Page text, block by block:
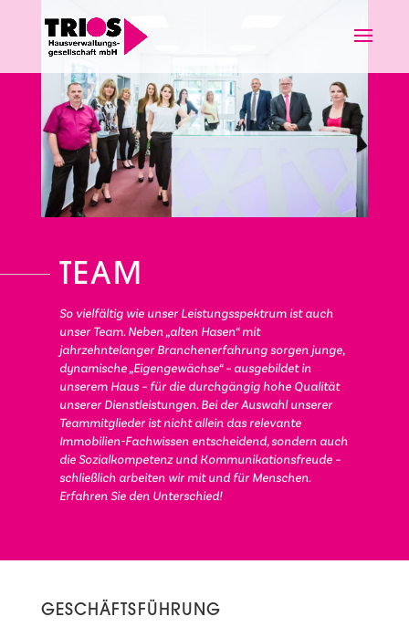
TEAM
So vielfältig wie unser Leistungsspektrum ist auch
unser Team. Neben „alten Hasen“ mit
jahrzehntelanger Branchenerfahrung sorgen junge,
dynamische „Eigengewächse“ – ausgebildet in
unserem Haus – für die durchgängig hohe Qualität
unserer Dienstleistungen. Bei der Auswahl unserer
Teammitglieder ist nicht allein das relevante
Immobilien-Fachwissen entscheidend, sondern auch
die Sozialkompetenz und Kommunikationsfreude –
schließlich arbeiten wir mit und für Menschen.
Erfahren Sie den Unterschied!
GESCHÄFTSFÜHRUNG